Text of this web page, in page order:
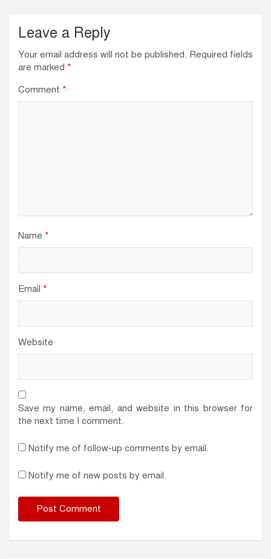
Leave a Reply
Your email address will not be published. Required fields
are marked *
Comment *
Name *
Email *
Website
Save my name, email, and website in this browser for
the next time I comment.
Notify me of follow-up comments by email.
Notify me of new posts by email.